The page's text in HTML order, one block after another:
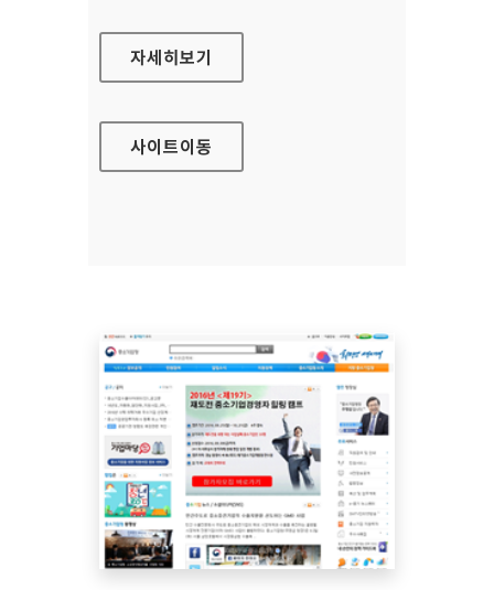
KDB캐피탈 신용카드(기업) 대표 홈페이지
자세히보기
사이트이동